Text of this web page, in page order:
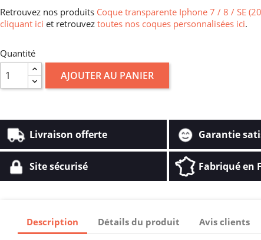
Retrouvez nos produits Coque transparente Iphone 7 / 8 / SE
cliquant ici et retrouvez toutes nos coques personnalisées ici.
Quantité
AJOUTER AU PANIER
Livraison offerte Garantie
Site sécurisé Fabriqué en
Description Détails du produit Avis clients